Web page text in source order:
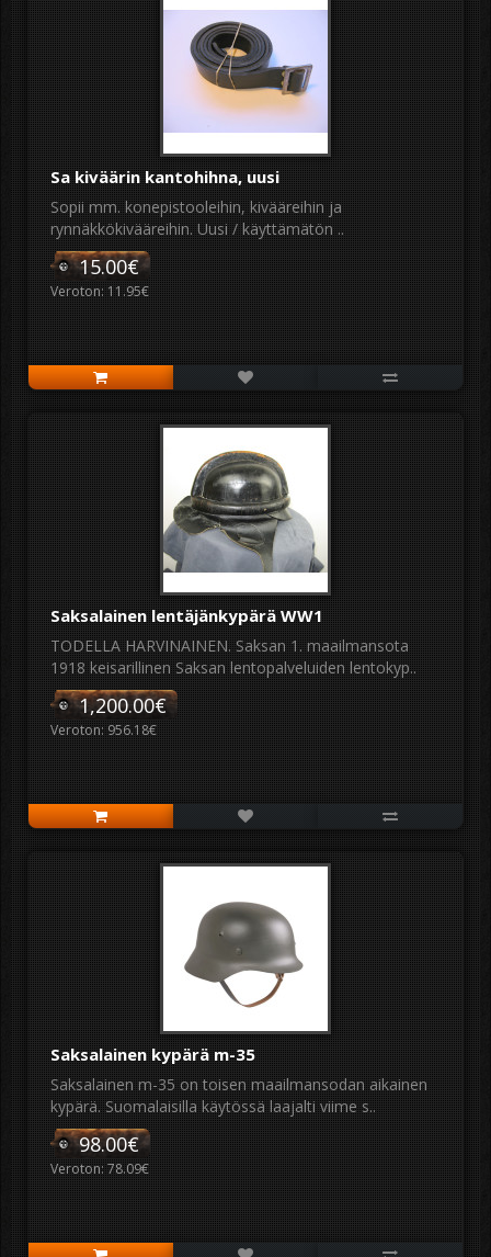
Sa kiväärin kantohihna, uusi
Sopii mm. konepistooleihin, kivääreihin ja
rynnäkkökivääreihin. Uusi / käyttämätön ..
15.00€
Veroton: 11.95€
Saksalainen lentäjänkypärä WW1
TODELLA HARVINAINEN. Saksan 1. maailmansota
1918 keisarillinen Saksan lentopalveluiden lentokyp..
1,200.00€
Veroton: 956.18€
Saksalainen kypärä m-35
Saksalainen m-35 on toisen maailmansodan aikainen
kypärä. Suomalaisilla käytössä laajalti viime s..
98.00€
Veroton: 78.09€